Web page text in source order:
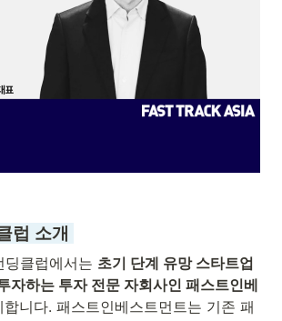
럽 소개
딩클럽에서는 초기 단계 유망 스타트업
자하는 투자 전문 자회사인 패스트인베
합니다. 패스트인베스트먼트는 기존 패